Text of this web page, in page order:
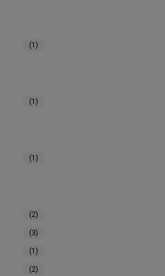
(1)
(1)
(1)
(2)
(3)
(1)
(2)